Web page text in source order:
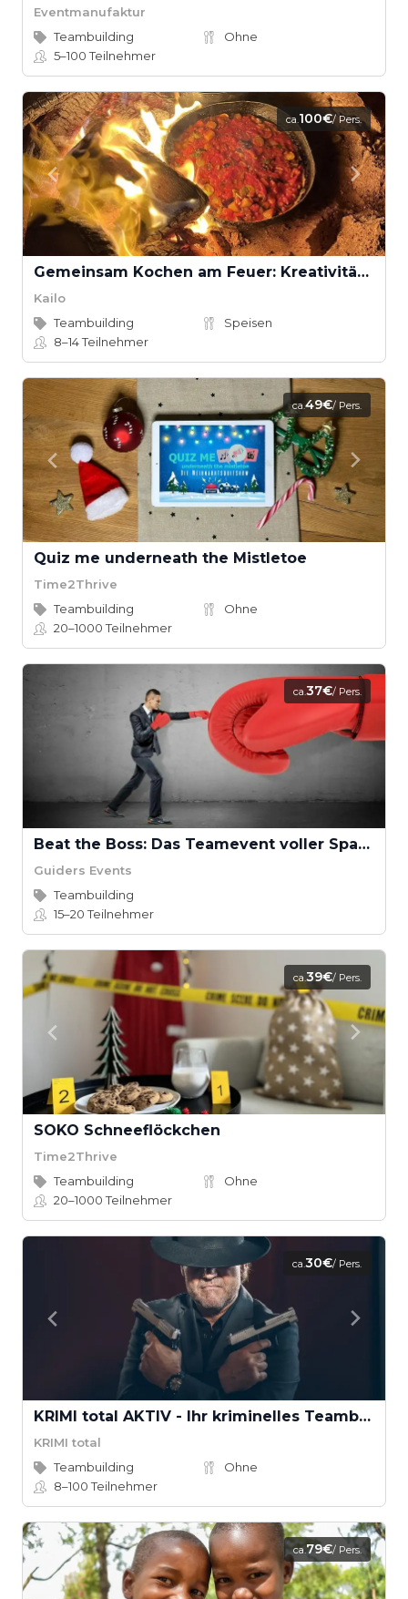
Eventmanufaktur
Teambuilding
Ohne
5–100Teilnehmer
ca.100€/ Pers.
Gemeinsam Kochen am Feuer: Kreativität, Teamgeist und Genuss in der Natur
Kailo
Teambuilding
Speisen
8–14Teilnehmer
ca.49€/ Pers.
Quiz me underneath the Mistletoe
Time2Thrive
Teambuilding
Ohne
20–1000Teilnehmer
ca.37€/ Pers.
Beat the Boss: Das Teamevent voller Spaß und Action
Guiders Events
Teambuilding
15–20Teilnehmer
ca.39€/ Pers.
SOKO Schneeflöckchen
Time2Thrive
Teambuilding
Ohne
20–1000Teilnehmer
ca.30€/ Pers.
KRIMI total AKTIV - Ihr kriminelles Teambuilding!
KRIMI total
Teambuilding
Ohne
8–100Teilnehmer
ca.79€/ Pers.